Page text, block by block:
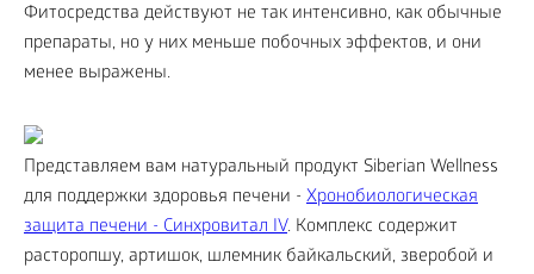
Фитосредства действуют не так интенсивно, как обычные
препараты, но у них меньше побочных эффектов, и они
менее выражены.
Представляем вам натуральный продукт Siberian Wellness
для поддержки здоровья печени - Хронобиологическая
защита печени - Синхровитал IV. Комплекс содержит
расторопшу, артишок, шлемник байкальский, зверобой и